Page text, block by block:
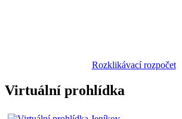
Rozklikávací rozpočet
Virtuální prohlídka